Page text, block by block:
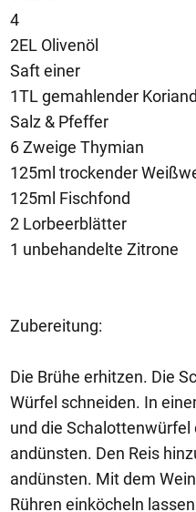
4
2EL Olivenöl
Saft einer
1TL gemahlender
Salz & Pfeffer
6 Zweige Thymian
125ml trockender
125ml Fischfond
2 Lorbeerblätter
1 unbehandelte Zitrone
Zubereitung:
Die Brühe erhitzen. Die
Würfel schneiden. In
und die
andünsten. Den Reis
andünsten. Mit dem
Rühren einköcheln